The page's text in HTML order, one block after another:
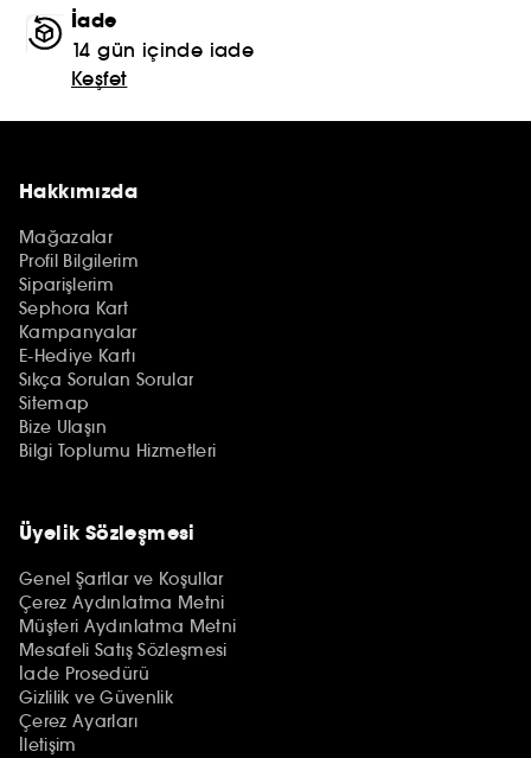
İade
14 gün içinde iade
Keşfet
Hakkımızda
Mağazalar
Profil Bilgilerim
Siparişlerim
Sephora Kart
Kampanyalar
E-Hediye Kartı
Sıkça Sorulan Sorular
Sitemap
Bize Ulaşın
Bilgi Toplumu Hizmetleri
Üyelik Sözleşmesi
Genel Şartlar ve Koşullar
Çerez Aydınlatma Metni
Müşteri Aydınlatma Metni
Mesafeli Satış Sözleşmesi
İade Prosedürü
Gizlilik ve Güvenlik
Çerez Ayarları
İletişim